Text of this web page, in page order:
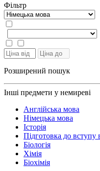
Фiльтр
Розширений пошук
Інші предмети у немиреві
Англійська мова
Німецька мова
Історія
Підготовка до вступу
Біологія
Хімія
Біохімія